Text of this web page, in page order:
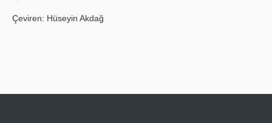
Çeviren: Hüseyin Akdağ